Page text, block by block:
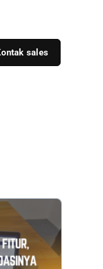
sales